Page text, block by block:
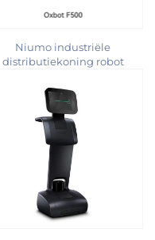
Niumo industriële
distributiekoning robot